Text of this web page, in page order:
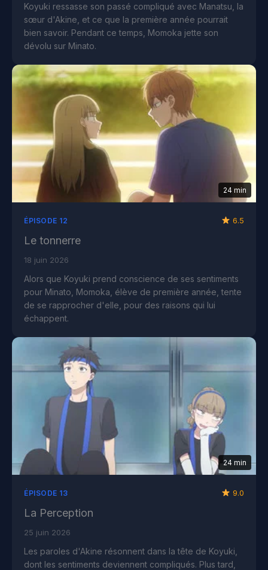
Koyuki ressasse son passé compliqué avec Manatsu, la
sœur d'Akine, et ce que la première année pourrait
bien savoir. Pendant ce temps, Momoka jette son
dévolu sur Minato.
24 min
ÉPISODE 12 6.5
Le tonnerre
18 juin 2026
Alors que Koyuki prend conscience de ses sentiments
pour Minato, Momoka, élève de première année, tente
de se rapprocher d'elle, pour des raisons qui lui
échappent.
24 min
ÉPISODE 13 9.0
La Perception
25 juin 2026
Les paroles d'Akine résonnent dans la tête de Koyuki,
dont les sentiments deviennent compliqués. Plus tard,